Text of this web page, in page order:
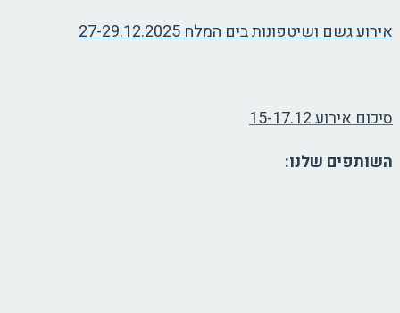
אירוע גשם ושיטפונות בים המלח 27-29.12.2025
סיכום אירוע 15-17.12
השותפים שלנו: